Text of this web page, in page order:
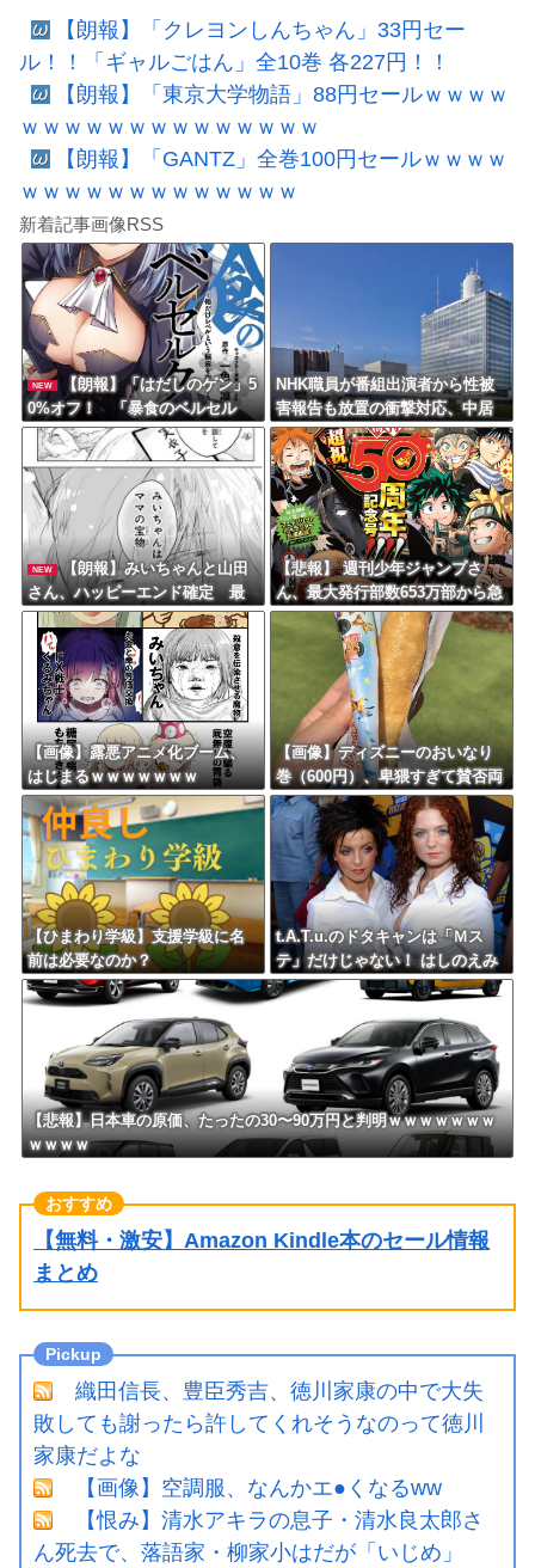
【朗報】「クレヨンしんちゃん」33円セー
ル！！「ギャルごはん」全10巻 各227円！！
【朗報】「東京大学物語」88円セールｗｗｗｗ
ｗｗｗｗｗｗｗｗｗｗｗｗｗｗ
【朗報】「GANTZ」全巻100円セールｗｗｗｗ
ｗｗｗｗｗｗｗｗｗｗｗｗｗ
新着記事画像RSS
NEW
【朗報】「はだしのゲン」5
0%オフ！ 「暴食のベルセル
ク」14巻無料ｗｗｗｗｗｗ
NHK職員が番組出演者から性被
害報告も放置の衝撃対応、中居
正広と国分太一の事例もNHKは
「加害者を守る」のか、指摘さ
れる“隠蔽体質”
NEW
【朗報】みいちゃんと山田
さん、ハッピーエンド確定 最
後はママに埋葬される
【悲報】 週刊少年ジャンプさ
ん、最大発行部数653万部から急
降下でついに100万部を割ってし
まうｗｗｗｗｗｗｗ
【画像】露悪アニメ化ブーム、
はじまるｗｗｗｗｗｗｗ
【画像】ディズニーのおいなり
巻（600円）、卑猥すぎて賛否両
論ｗｗｗｗｗｗｗｗｗ
【ひまわり学級】支援学級に名
前は必要なのか？
t.A.T.u.のドタキャンは「Ｍス
テ」だけじゃない！ はしのえみ
「来なかったんですよ…」
【悲報】日本車の原価、たったの30〜90万円と判明ｗｗｗｗｗｗｗ
ｗｗｗｗ
【無料・激安】Amazon Kindle本のセール情報
まとめ
織田信長、豊臣秀吉、徳川家康の中で大失
敗しても謝ったら許してくれそうなのって徳川
家康だよな
【画像】空調服、なんかエ●くなるww
【恨み】清水アキラの息子・清水良太郎さ
ん死去で、落語家・柳家小はだが「いじめ」